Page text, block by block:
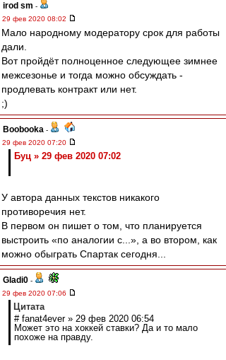
irod sm -
29 фев 2020 08:02
Мало народному модератору срок для работы
дали.
Вот пройдёт полноценное следующее зимнее
межсезонье и тогда можно обсуждать -
продлевать контракт или нет.
;)
Boobooka -
29 фев 2020 07:20
Буц » 29 фев 2020 07:02
У автора данных текстов никакого
противоречия нет.
В первом он пишет о том, что планируется
выстроить «по аналогии с...», а во втором, как
можно обыграть Спартак сегодня...
Gladi0 -
29 фев 2020 07:06
Цитата
# fanat4ever » 29 фев 2020 06:54
Может это на хоккей ставки? Да и то мало
похоже на правду.